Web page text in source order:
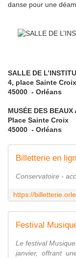
danse pour une
SALLE DE
4, place Sainte Croix
45000 - Orléans
MUSÉE DES BEAUX
Place Sainte Croix
45000 - Orléans
Conservatoire -
Festival
Le festival
janvier, offrant